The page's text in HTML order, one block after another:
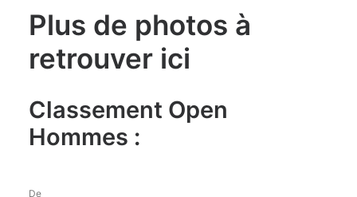
Plus de photos à
retrouver ici
Classement Open
Hommes :
De